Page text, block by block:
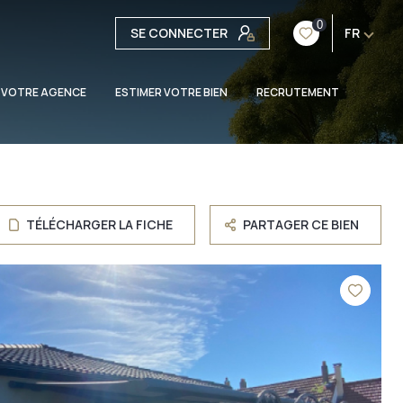
SE CONNECTER 0 FR
AGENCE ESTIMER VOTRE BIEN RECRUTEMENT
TÉLÉCHARGER LA FICHE PARTAGER CE BIEN